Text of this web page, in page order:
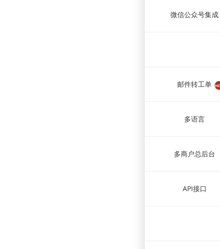
微信公众号集成
邮件转工单
多语言
多商户总后台
API接口